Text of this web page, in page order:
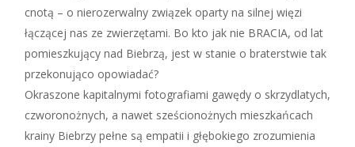
cnotą – o nierozerwalny związek oparty na silnej więzi
łączącej nas ze zwierzętami. Bo kto jak nie BRACIA, od lat
pomieszkujący nad Biebrzą, jest w stanie o braterstwie tak
przekonująco opowiadać?
Okraszone kapitalnymi fotografiami gawędy o skrzydlatych,
czworonożnych, a nawet sześcionożnych mieszkańcach
krainy Biebrzy pełne są empatii i głębokiego zrozumienia